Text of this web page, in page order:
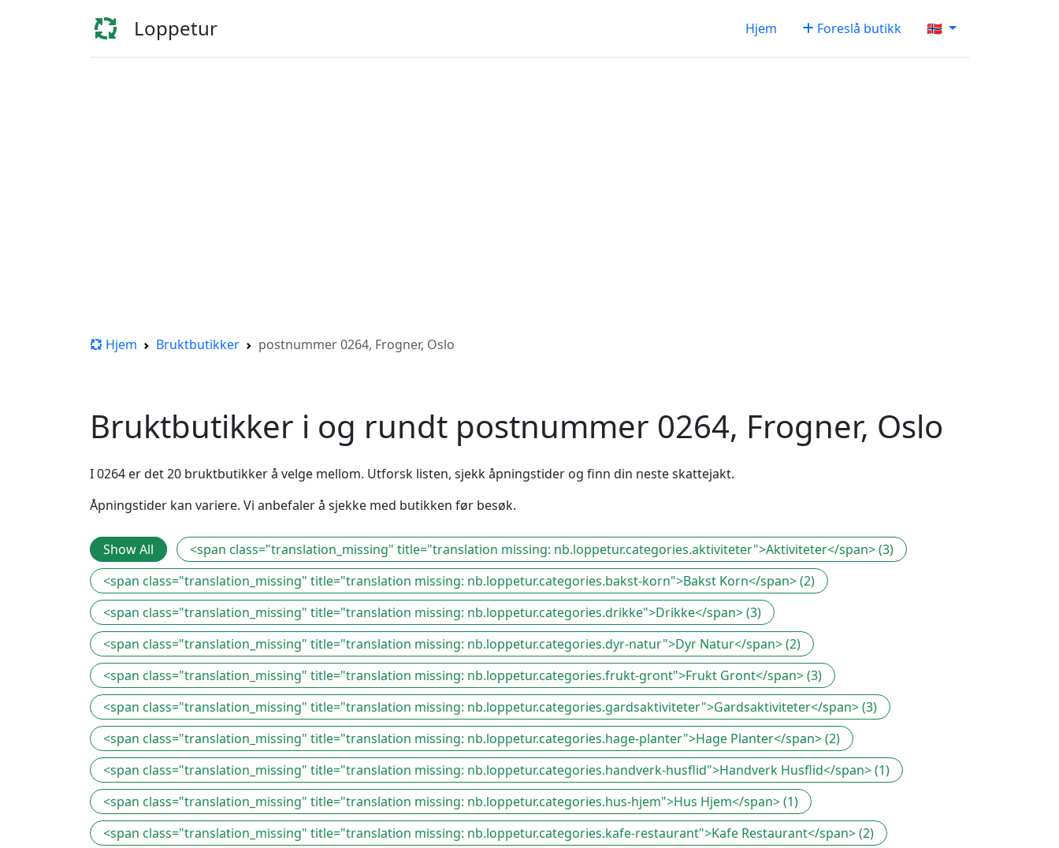
Loppetur Hjem Foreslå butikk 🇳🇴
Hjem Bruktbutikker postnummer 0264, Frogner, Oslo
Bruktbutikker i og rundt postnummer 0264, Frogner, Oslo
I 0264 er det 20 bruktbutikker å velge mellom. Utforsk listen, sjekk åpningstider og finn din neste skattejakt.
Åpningstider kan variere. Vi anbefaler å sjekke med butikken før besøk.
Show All
<span class="translation_missing" title="translation missing: nb.loppetur.categories.aktiviteter">Aktiviteter</span> (3)
<span class="translation_missing" title="translation missing: nb.loppetur.categories.bakst-korn">Bakst Korn</span> (2)
<span class="translation_missing" title="translation missing: nb.loppetur.categories.drikke">Drikke</span> (3)
<span class="translation_missing" title="translation missing: nb.loppetur.categories.dyr-natur">Dyr Natur</span> (2)
<span class="translation_missing" title="translation missing: nb.loppetur.categories.frukt-gront">Frukt Gront</span> (3)
<span class="translation_missing" title="translation missing: nb.loppetur.categories.gardsaktiviteter">Gardsaktiviteter</span> (3)
<span class="translation_missing" title="translation missing: nb.loppetur.categories.hage-planter">Hage Planter</span> (2)
<span class="translation_missing" title="translation missing: nb.loppetur.categories.handverk-husflid">Handverk Husflid</span> (1)
<span class="translation_missing" title="translation missing: nb.loppetur.categories.hus-hjem">Hus Hjem</span> (1)
<span class="translation_missing" title="translation missing: nb.loppetur.categories.kafe-restaurant">Kafe Restaurant</span> (2)